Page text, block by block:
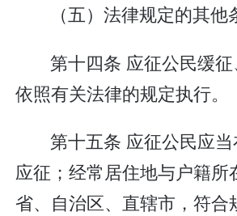
（五）法律规定的其他
第十四条 应征公民缓征
依照有关法律的规定执行。
第十五条 应征公民应
应征；经常居住地与户籍所
省、自治区、直辖市，符合